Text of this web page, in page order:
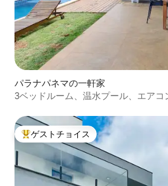
パラナパネマの一軒家
3ベッドルーム、温水プール、エアコ
大好評のゲストチョイスです。
ゲストチョイス